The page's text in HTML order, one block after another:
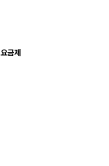
요금제